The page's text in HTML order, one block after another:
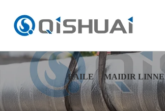
BAILE MAIDIR LINNE